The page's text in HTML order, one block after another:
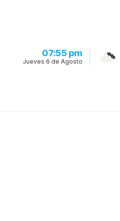
07:55 pm
Jueves 6 de Agosto